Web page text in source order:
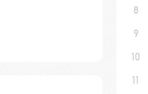
8
9
10
11